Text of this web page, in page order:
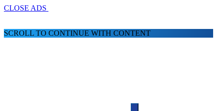
CLOSE ADS
SCROLL TO CONTINUE WITH CONTENT